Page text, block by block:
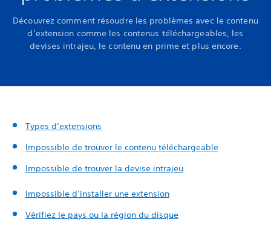
Découvrez comment résoudre les problèmes avec le contenu
d’extension comme les contenus téléchargeables, les
devises intrajeu, le contenu en prime et plus encore.
Types d’extensions
Impossible de trouver le contenu téléchargeable
Impossible de trouver la devise intrajeu
Impossible d’installer une extension
Vérifiez le pays ou la région du disque